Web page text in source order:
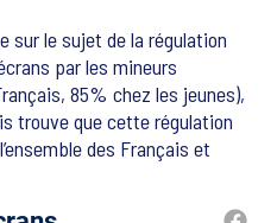
sur le sujet de la régulation
par les mineurs
85% chez les jeunes),
trouve que cette régulation
des Français et